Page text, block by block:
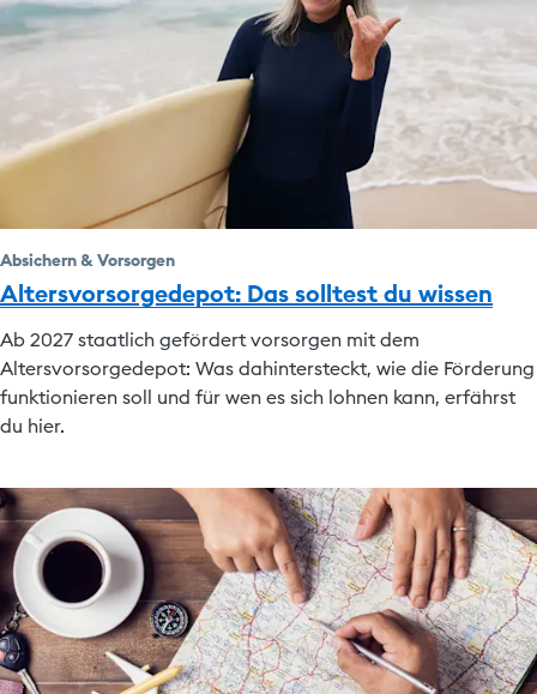
Absichern & Vorsorgen
Altersvorsorgedepot: Das solltest du wissen
Ab 2027 staatlich gefördert vorsorgen mit dem
Altersvorsorgedepot: Was dahintersteckt, wie die Förderung
funktionieren soll und für wen es sich lohnen kann, erfährst
du hier.